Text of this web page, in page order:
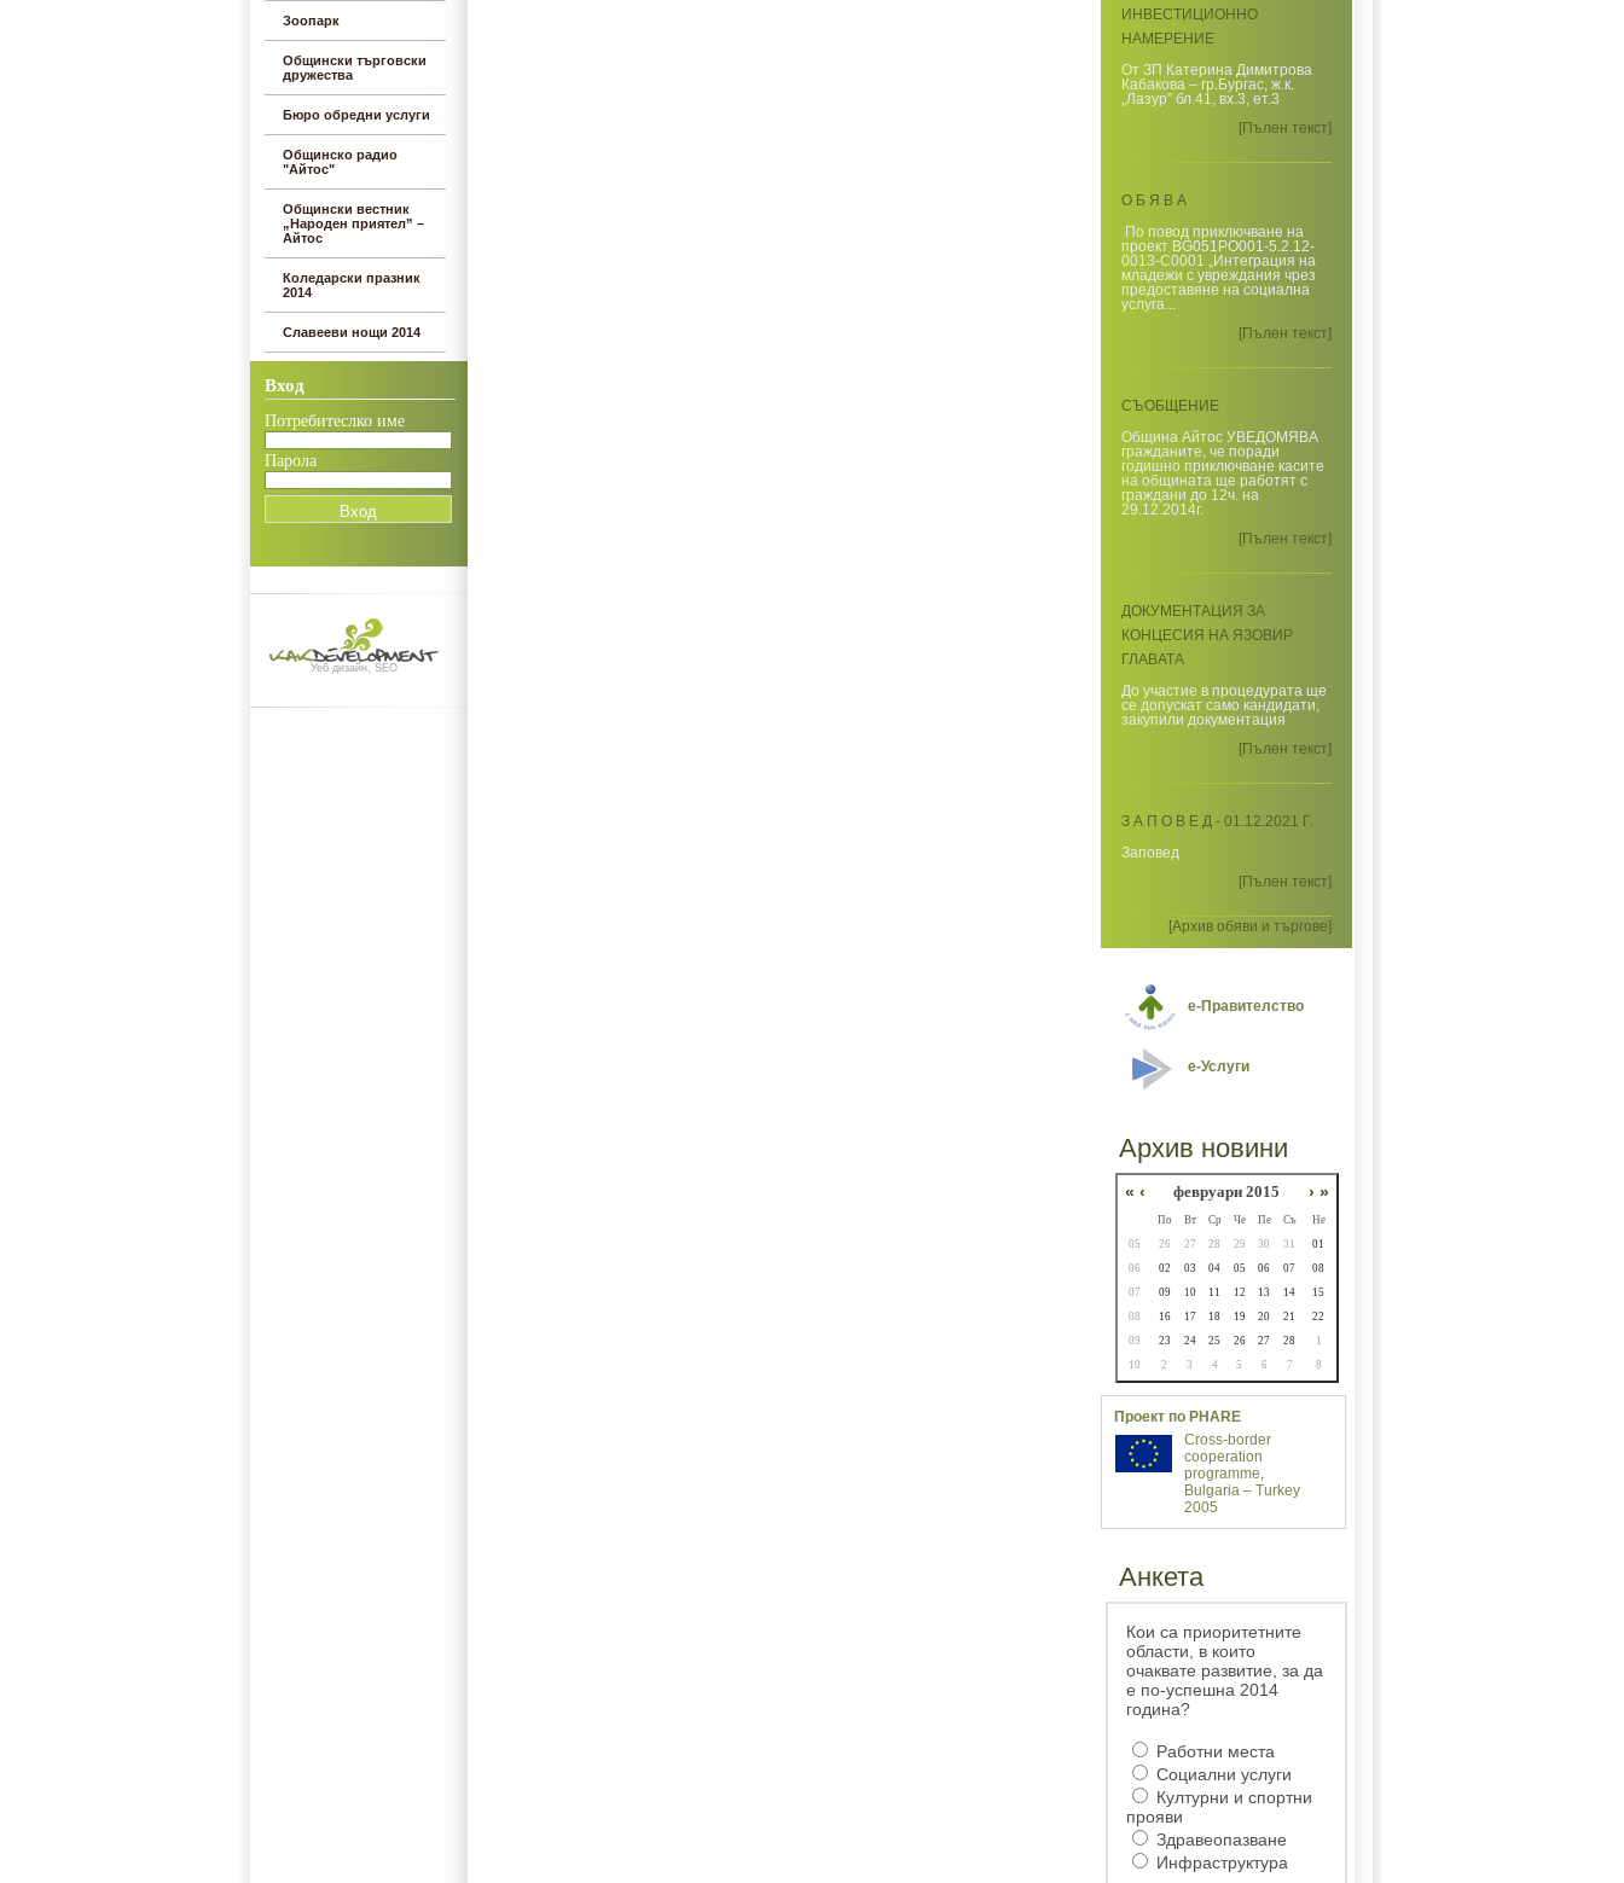
Зоопарк
Общински търговски
дружества
Бюро обредни услуги
Общинско радио
"Айтос"
Общински вестник
„Народен приятел” –
Айтос
Коледарски празник
2014
Славееви нощи 2014
Вход
Потребитеслко име
Парола
Уеб дизайн, SEO
ИНВЕСТИЦИОННО
НАМЕРЕНИЕ
От ЗП Катерина Димитрова
Кабакова – гр.Бургас, ж.к.
„Лазур” бл.41, вх.3, ет.3
[Пълен текст]
О Б Я В А
По повод приключване на
проект BG051PO001-5.2.12-
0013-C0001 „Интеграция на
младежи с увреждания чрез
предоставяне на социална
услуга...
[Пълен текст]
СЪОБЩЕНИЕ
Община Айтос УВЕДОМЯВА
гражданите, че поради
годишно приключване касите
на общината ще работят с
граждани до 12ч. на
29.12.2014г.
[Пълен текст]
ДОКУМЕНТАЦИЯ ЗА
КОНЦЕСИЯ НА ЯЗОВИР
ГЛАВАТА
До участие в процедурата ще
се допускат само кандидати,
закупили документация
[Пълен текст]
З А П О В Е Д - 01.12.2021 Г.
Заповед
[Пълен текст]
[Архив обяви и търгове]
е-Правителство
е-Услуги
Архив новини
« ‹ февруари 2015 › »
По Вт Ср Че Пе Съ
Не
05
26 27 28 29 30 31
01
06
02 03 04 05 06 07
08
07
09 10 11 12 13 14
15
08
16 17 18 19 20 21
22
09
23 24 25 26 27 28
1
10
2 3 4 5 6 7 8
Проект по PHARE
Cross-border
cooperation
programme,
Bulgaria – Turkey
2005
Анкета
Кои са приоритетните
области, в които
очаквате развитие, за да
е по-успешна 2014
година?
Работни места
Социални услуги
Културни и спортни
прояви
Здравеопазване
Инфраструктура